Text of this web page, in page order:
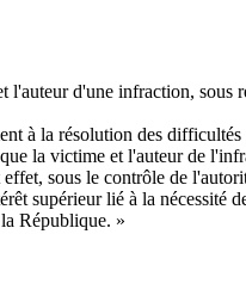
l'auteur d'une infraction, sous
à la résolution des difficultés
la victime et l'auteur de
sous le contrôle de
supérieur lié à la nécessité
République. »